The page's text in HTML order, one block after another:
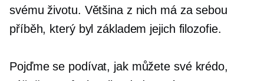
svému životu. Většina z nich má za sebou
příběh, který byl základem jejich filozofie.
Pojďme se podívat, jak můžete své krédo,